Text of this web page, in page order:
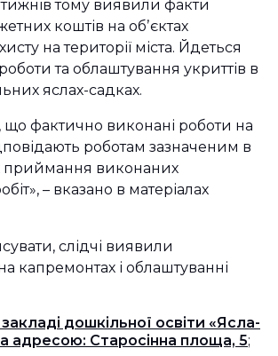
тижнів тому виявили факти
коштів на обʼєктах
на території міста. Йдеться
та облаштування укриттів в
яслах-садках.
що фактично виконані роботи на
роботам зазначеним в
приймання виконаних
– вказано в матеріалах
слідчі виявили
капремонтах і облаштуванні
дошкільної освіти «Ясла-
адресою: Старосінна площа, 5;